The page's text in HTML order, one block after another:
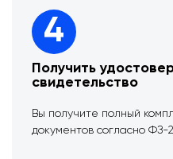
4
Получить
свидетельство
Вы получите полный
документов согласно ФЗ-